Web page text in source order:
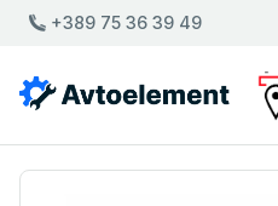
+389 75 36 39 49